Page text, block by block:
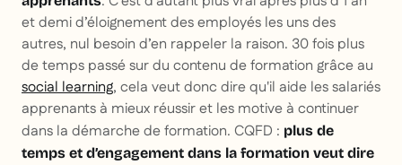
et demi d’éloignement des employés les uns des
autres, nul besoin d’en rappeler la raison. 30 fois plus
de temps passé sur du contenu de formation grâce au
social learning, cela veut donc dire qu'il aide les salariés
apprenants à mieux réussir et les motive à continuer
dans la démarche de formation. CQFD : plus de
temps et d’engagement dans la formation veut dire